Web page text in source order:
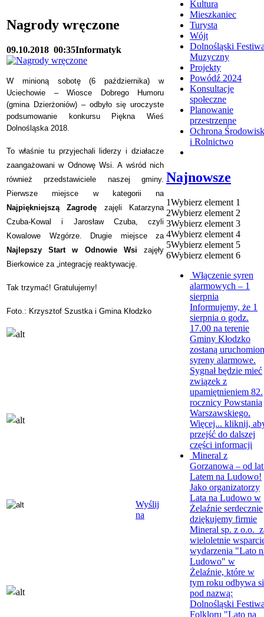
Nagrody wręczone
09.10.2018 00:35Informatyk
W minioną sobotę (6 października) w
Uciechowie – Wiosce Dobrego Humoru
(gmina Dzierżoniów) – odbyło się uroczyste
podsumowanie konkursu Piękna Wieś
Dolnośląska 2018.
To właśnie tu przyjechali liderzy i działacze
zaangażowani w Odnowę Wsi. A wśród nich
również przedstawiciele naszej gminy.
Pierwsze miejsce w kategorii na
Najpiękniejszą Zagrodę zajęli Katarzyna
Czuba-Kowal i Jarosław Czuba, czyli
Kowalowe Wzgórze. Drugie miejsce za
Najlepszy Start w Odnowie Wsi zajęły
Bierkowice za „integrację reaktywację.
Tak trzymać! Gratulujemy!
Foto.: Krzysztof Szustka i Gmina Kłodzko
Wyślij
na
Kultura
Mieszkaniec
Turysta
Wójt
Dolnośląski
Muzyczny
Projekty
Powódź 2024
Konsultacje
społeczne
Planowanie
przestrzenne
Ochrona
i Rolnictwo
Najnowsze
1Wybierz element 1
2Wybierz element 2
3Wybierz element 3
4Wybierz element 4
5Wybierz element 5
6Wybierz element 6
Włączenie syren
alarmowych – 1
sierpnia
Informujemy, że 1
sierpnia o godz.
17.00 na terenie
Gminy Kłodzko
zostaną
syreny alarmowe.
Sygnał będzie mieć
związek z
upamiętnieniem 82.
rocznicy Powstania
Warszawskiego.
Więcej... kliknij,
przejść do dalszej
części informacji
Mineral z
Gorzanowa – od
Latem na Ludowo!
Jako organizatorzy
Lata na Ludowo w
Żelaźnie serdecznie
dziękujemy firmie
Mineral sp. z o.o.
wieloletnie
wydarzenia "Lato
Ludowo" w
Żelaźnie, które w
tym roku odbywa
pod nazwą:
Dolnośląski
Folkloru "Lato na